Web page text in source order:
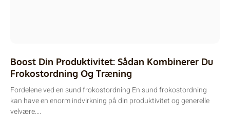
Boost Din Produktivitet: Sådan Kombinerer Du
Frokostordning Og Træning
Fordelene ved en sund frokostordning En sund frokostordning
kan have en enorm indvirkning på din produktivitet og generelle
velvære....